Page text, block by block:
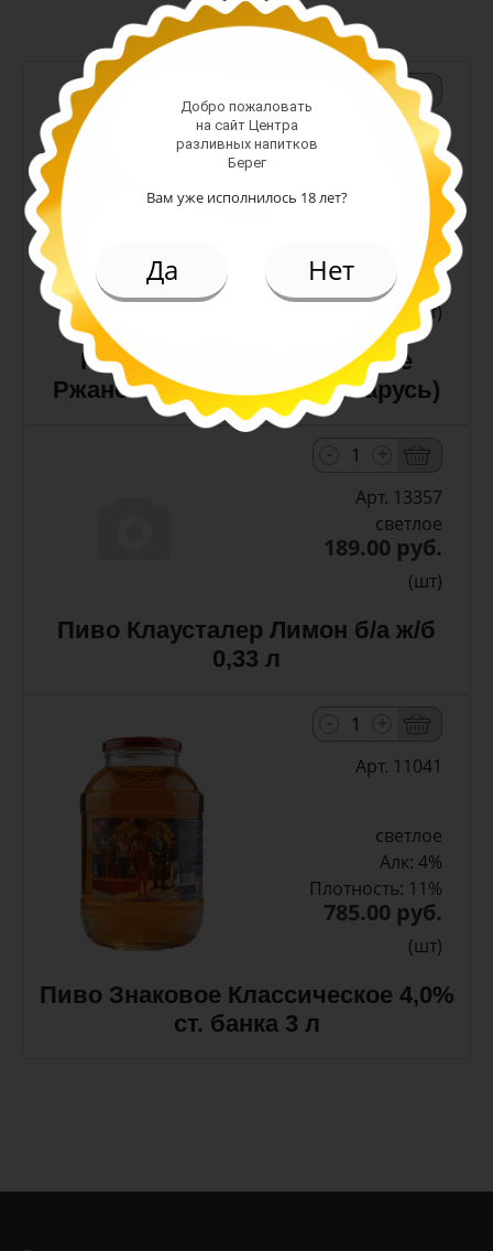
+
Арт. 10990
темное
Алк: 5%
Плотность: 11.6%
186.00 руб.
(шт)
Пиво Лидское Жигулевское
Ржаное 5,0% с/т 0,5 л (Беларусь)
Арт. 13357
светлое
189.00 руб.
(шт)
Пиво Клаусталер Лимон б/а ж/б
0,33 л
Арт. 11041
светлое
Алк: 4%
Плотность: 11%
785.00 руб.
(шт)
Пиво Знаковое Классическое 4,0%
ст. банка 3 л
Добро пожаловать
на сайт Центра
разливных напитков
Берег
Вам уже исполнилось 18 лет?
Да Нет